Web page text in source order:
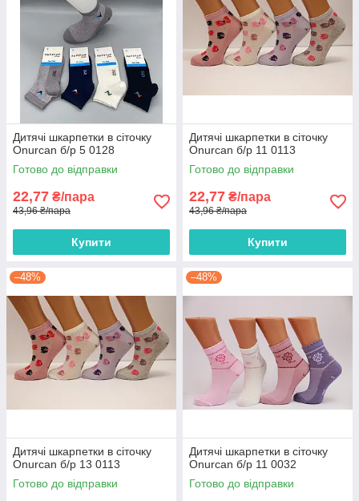
Дитячі шкарпетки в сіточку
Onurcan б/р 5 0128
Готово до відправки
22,77 ₴/пара
43,96 ₴/пара
Купити
Дитячі шкарпетки в сіточку
Onurcan б/р 11 0113
Готово до відправки
22,77 ₴/пара
43,96 ₴/пара
Купити
–48%
Дитячі шкарпетки в сіточку
Onurcan б/р 13 0113
Готово до відправки
–48%
Дитячі шкарпетки в сіточку
Onurcan б/р 11 0032
Готово до відправки